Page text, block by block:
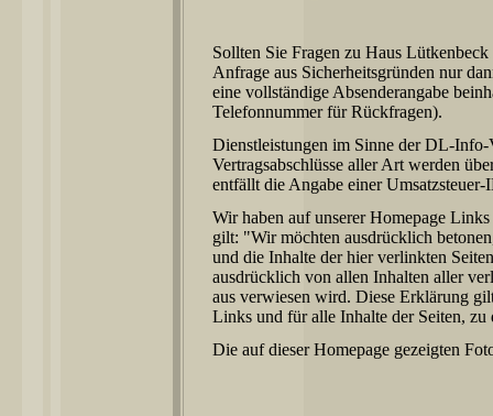
Sollten Sie Fragen zu Haus
Anfrage aus Sicherheitsgründen nur
eine vollständige Absenderangabe
Telefonnummer für Rückfragen).
Dienstleistungen im Sinne der DL-
Vertragsabschlüsse aller Art werden
entfällt die Angabe einer Umsatzsteuer-
Wir haben auf unserer Homepage
gilt: "Wir möchten ausdrücklich
und die Inhalte der hier verlinkten
ausdrücklich von allen Inhalten aller
aus verwiesen wird. Diese Erklärung
Links und für alle Inhalte der Seiten,
Die auf dieser Homepage gezeigten